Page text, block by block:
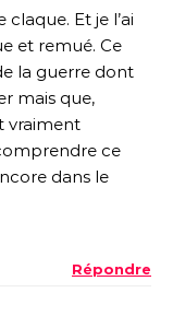
claque. Et je l’ai
et remué. Ce
la guerre dont
mais que,
vraiment
ce
dans le
Répondre